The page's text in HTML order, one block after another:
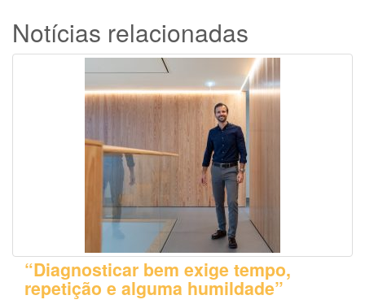
Notícias relacionadas
“Diagnosticar bem exige tempo,
repetição e alguma humildade”